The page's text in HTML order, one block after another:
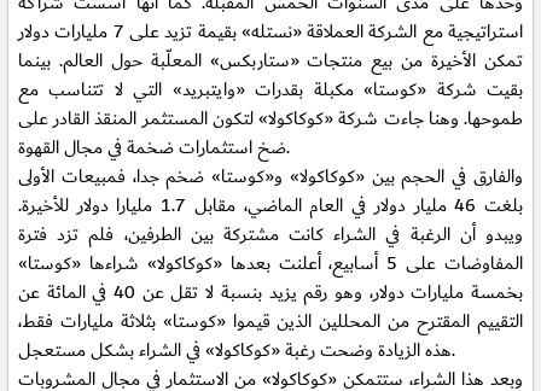
استراتيجية مع الشركة العملاقة «نستله» بقيمة تزيد على 7 مليارات دولار
تمكن الأخيرة من بيع منتجات «ستاربكس» المعلّبة حول العالم. بينما
بقيت شركة «كوستا» مكبلة بقدرات «وايتبريد» التي لا تتناسب مع
طموحها. وهنا جاءت شركة «كوكاكولا» لتكون المستثمر المنقذ القادر على
ضخ استثمارات ضخمة في مجال القهوة.
والفارق في الحجم بين «كوكاكولا» و«كوستا» ضخم جدا، فمبيعات الأولى
بلغت 46 مليار دولار في العام الماضي، مقابل 1.7 مليارا دولار للأخيرة.
ويبدو أن الرغبة في الشراء كانت مشتركة بين الطرفين، فلم تزد فترة
المفاوضات على 5 أسابيع، أعلنت بعدها «كوكاكولا» شراءها «كوستا»
بخمسة مليارات دولار، وهو رقم يزيد بنسبة لا تقل عن 40 في المائة عن
التقييم المقترح من المحللين الذين قيموا «كوستا» بثلاثة مليارات فقط،
هذه الزيادة وضحت رغبة «كوكاكولا» في الشراء بشكل مستعجل.
وبعد هذا الشراء، ستتمكن «كوكاكولا» من الاستثمار في مجال المشروبات